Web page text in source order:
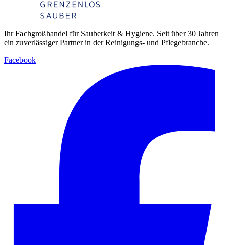
Ihr Fachgroßhandel für Sauberkeit & Hygiene. Seit über 30 Jahren
ein zuverlässiger Partner in der Reinigungs- und Pflegebranche.
Facebook